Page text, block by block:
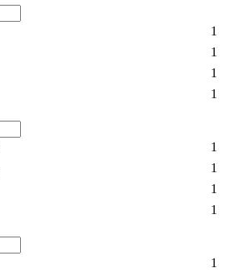
1
1
1
1
1
1
1
1
1